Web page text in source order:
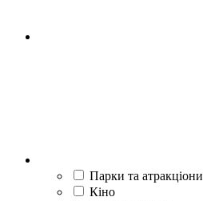
Парки та атракціони
Кіно